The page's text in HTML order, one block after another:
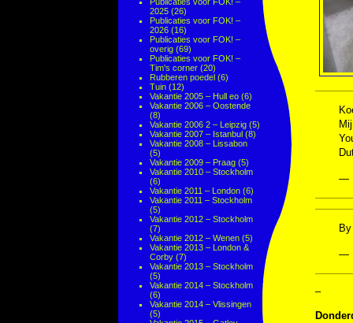
2025 (26)
Publicaties voor FOK! –
2026 (16)
Publicaties voor FOK! –
overig (69)
Publicaties voor FOK! –
Tim's corner (20)
Rubberen poedel (6)
Tuin (12)
Vakantie 2005 – Hull eo (6)
Vakantie 2006 – Oostende
(8)
Vakantie 2006 2 – Leipzig (5)
Vakantie 2007 – Istanbul (8)
Vakantie 2008 – Lissabon
(5)
Vakantie 2009 – Praag (5)
Vakantie 2010 – Stockholm
(6)
Vakantie 2011 – London (6)
Vakantie 2011 – Stockholm
(5)
Vakantie 2012 – Stockholm
(7)
Vakantie 2012 – Wenen (5)
Vakantie 2013 – London &
Corby (7)
Vakantie 2013 – Stockholm
(5)
Vakantie 2014 – Stockholm
(6)
Vakantie 2014 – Vlissingen
(5)
—
—
–